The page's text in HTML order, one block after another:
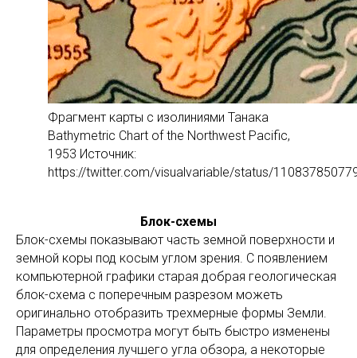
Фрагмент карты с изолиниями Танака
Bathymetric Chart of the Northwest Pacific,
1953 Источник:
https://twitter.com/visualvariable/status/
Блок-схемы
Блок-схемы показывают часть земной поверхности и
земной коры под косым углом зрения. C появлением
компьютерной графики старая добрая геологическая
блок-схема с поперечным разрезом можеть
оригинально отобразить трехмерные формы Земли.
Параметры просмотра могут быть быстро изменены
для определения лучшего угла обзора, а некоторые